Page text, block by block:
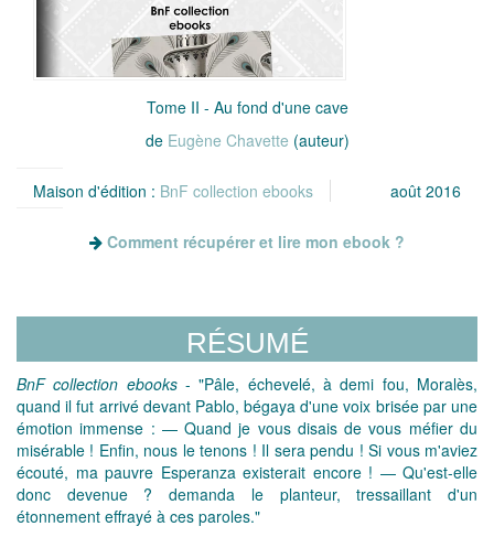
Tome II - Au fond d'une cave
de Eugène Chavette (auteur)
Maison d'édition : BnF collection ebooks août 2016
Comment récupérer et lire mon ebook ?
RÉSUMÉ
BnF collection ebooks- "Pâle, échevelé, à demi fou, Moralès,
quand il fut arrivé devant Pablo, bégaya d'une voix brisée par une
émotion immense : — Quand je vous disais de vous méfier du
misérable ! Enfin, nous le tenons ! Il sera pendu ! Si vous m'aviez
écouté, ma pauvre Esperanza existerait encore ! — Qu'est-elle
donc devenue ? demanda le planteur, tressaillant d'un
étonnement effrayé à ces paroles."